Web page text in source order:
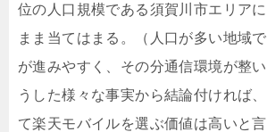
位の人口規模である須賀川市エリア
まま当てはまる。（人口が多い地域
が進みやすく、その分通信環境が整
うした様々な事実から結論付ければ
て楽天モバイルを選ぶ価値は高いと言